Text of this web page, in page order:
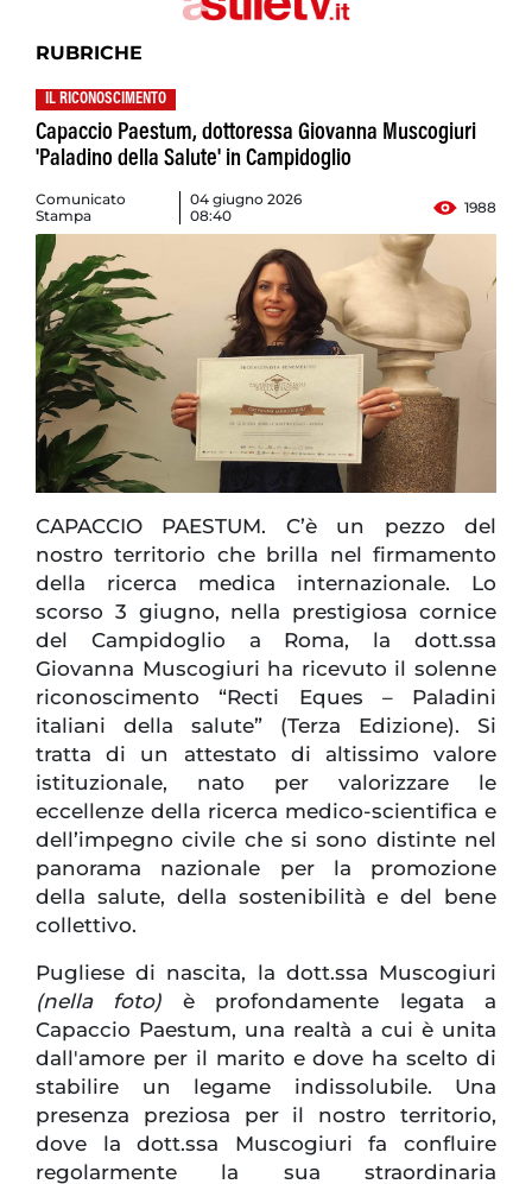
RUBRICHE
IL RICONOSCIMENTO
Capaccio Paestum, dottoressa Giovanna Muscogiuri
'Paladino della Salute' in Campidoglio
Comunicato
Stampa
04 giugno 2026
08:40
1988
CAPACCIO PAESTUM. C’è un pezzo del
nostro territorio che brilla nel firmamento
della ricerca medica internazionale. Lo
scorso 3 giugno, nella prestigiosa cornice
del Campidoglio a Roma, la dott.ssa
Giovanna Muscogiuri ha ricevuto il solenne
riconoscimento “Recti Eques – Paladini
italiani della salute” (Terza Edizione). Si
tratta di un attestato di altissimo valore
istituzionale, nato per valorizzare le
eccellenze della ricerca medico-scientifica e
dell’impegno civile che si sono distinte nel
panorama nazionale per la promozione
della salute, della sostenibilità e del bene
collettivo.
Pugliese di nascita, la dott.ssa Muscogiuri
(nella foto) è profondamente legata a
Capaccio Paestum, una realtà a cui è unita
dall'amore per il marito e dove ha scelto di
stabilire un legame indissolubile. Una
presenza preziosa per il nostro territorio,
dove la dott.ssa Muscogiuri fa confluire
regolarmente la sua straordinaria